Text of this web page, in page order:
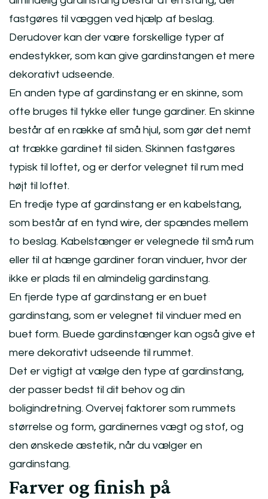
fastgøres til væggen ved hjælp af beslag.
Derudover kan der være forskellige typer af
endestykker, som kan give gardinstangen et mere
dekorativt udseende.
En anden type af gardinstang er en skinne, som
ofte bruges til tykke eller tunge gardiner. En skinne
består af en række af små hjul, som gør det nemt
at trække gardinet til siden. Skinnen fastgøres
typisk til loftet, og er derfor velegnet til rum med
højt til loftet.
En tredje type af gardinstang er en kabelstang,
som består af en tynd wire, der spændes mellem
to beslag. Kabelstænger er velegnede til små rum
eller til at hænge gardiner foran vinduer, hvor der
ikke er plads til en almindelig gardinstang.
En fjerde type af gardinstang er en buet
gardinstang, som er velegnet til vinduer med en
buet form. Buede gardinstænger kan også give et
mere dekorativt udseende til rummet.
Det er vigtigt at vælge den type af gardinstang,
der passer bedst til dit behov og din
boligindretning. Overvej faktorer som rummets
størrelse og form, gardinernes vægt og stof, og
den ønskede æstetik, når du vælger en
gardinstang.
Farver og finish på